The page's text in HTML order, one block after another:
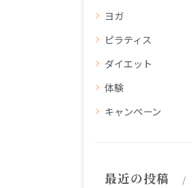
ヨガ
ピラティス
ダイエット
体験
キャンペーン
最近の投稿